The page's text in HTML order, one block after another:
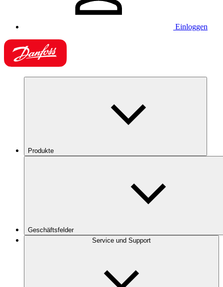
Einloggen
Produkte
Geschäftsfelder
Service und Support